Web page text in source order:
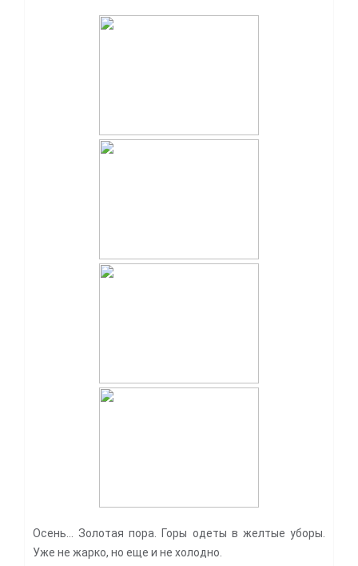
Осень… Золотая пора. Горы одеты в желтые уборы.
Уже не жарко, но еще и не холодно.